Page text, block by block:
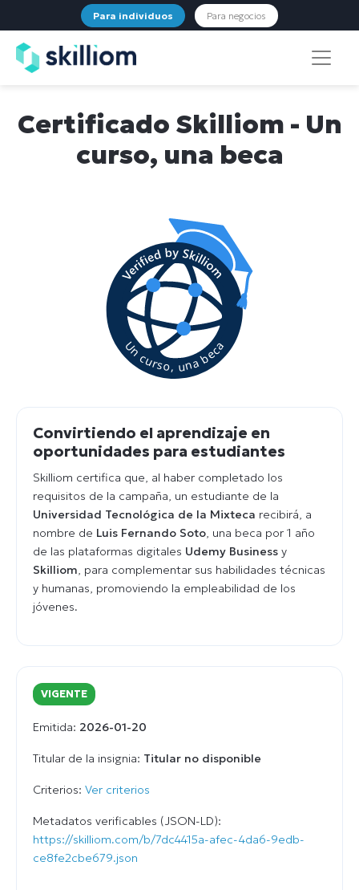
Para individuos Para negocios
Certificado Skilliom - Un
curso, una beca
Convirtiendo el aprendizaje en
oportunidades para estudiantes
Skilliom certifica que, al haber completado los
requisitos de la campaña, un estudiante de la
Universidad Tecnológica de la Mixteca recibirá, a
nombre de Luis Fernando Soto , una beca por 1 año
de las plataformas digitales Udemy Business y
Skilliom , para complementar sus habilidades técnicas
y humanas, promoviendo la empleabilidad de los
jóvenes.
VIGENTE
Emitida: 2026-01-20
Titular de la insignia: Titular no disponible
Criterios: Ver criterios
Metadatos verificables (JSON-LD):
https://skilliom.com/b/7dc4415a-afec-4da6-9edb-
ce8fe2cbe679.json